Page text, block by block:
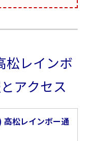
松レインボ
アクセス
高松レインボー通